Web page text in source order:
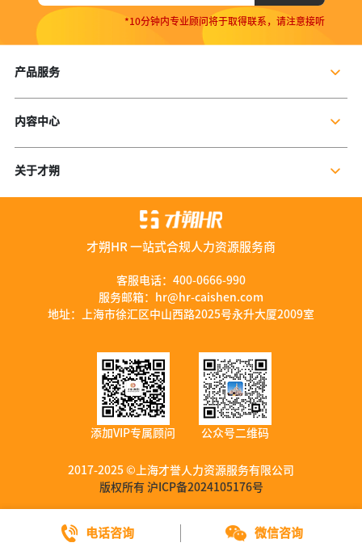
*10分钟内专业顾问将于取得联系，请注意接听
产品服务
企业社保服务
个人社保服务
残保金规划
内容中心
公司新闻
行业干货
关于才朔
公司介绍
才朔HR 一站式合规人力资源服务商
客服电话： 400-0666-990
服务邮箱：
hr@hr-caishen.com
地址：上海市徐汇区中山西路2025号永升大厦2009室
添加VIP专属顾问 公众号二维码
2017-2025 ©上海才誉人力资源服务有限公司
版权所有 沪ICP备2024105176号
电话咨询 微信咨询